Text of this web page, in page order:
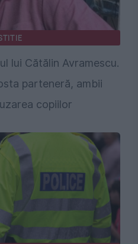
lui Cătălin Avramescu.
parteneră, ambii
copiilor